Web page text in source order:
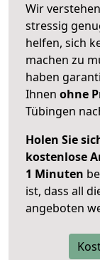
Wir
stressig
helfen, sich
machen zu
haben
Ihnen ohne
Tübingen
Holen Sie
kostenlose
1 Minuten
ist, dass all
angeboten